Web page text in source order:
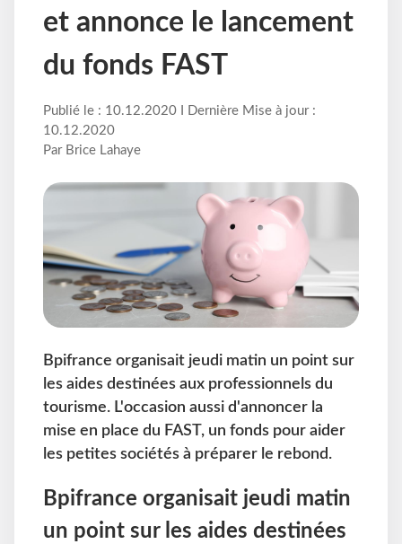
et annonce le lancement
du fonds FAST
Publié le : 10.12.2020 I Dernière Mise à jour :
10.12.2020
Par Brice Lahaye
Bpifrance organisait jeudi matin un point sur
les aides destinées aux professionnels du
tourisme. L'occasion aussi d'annoncer la
mise en place du FAST, un fonds pour aider
les petites sociétés à préparer le rebond.
Bpifrance organisait jeudi matin
un point sur les aides destinées